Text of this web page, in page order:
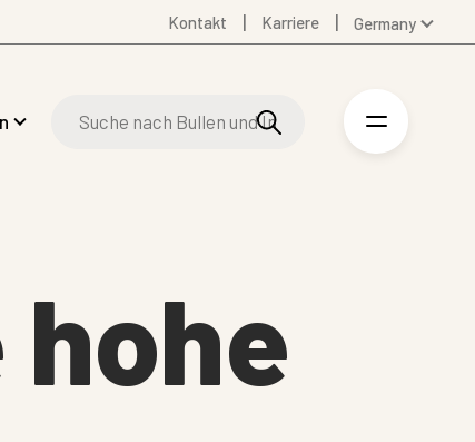
Kontakt Karriere Germany
Denmark
hohe